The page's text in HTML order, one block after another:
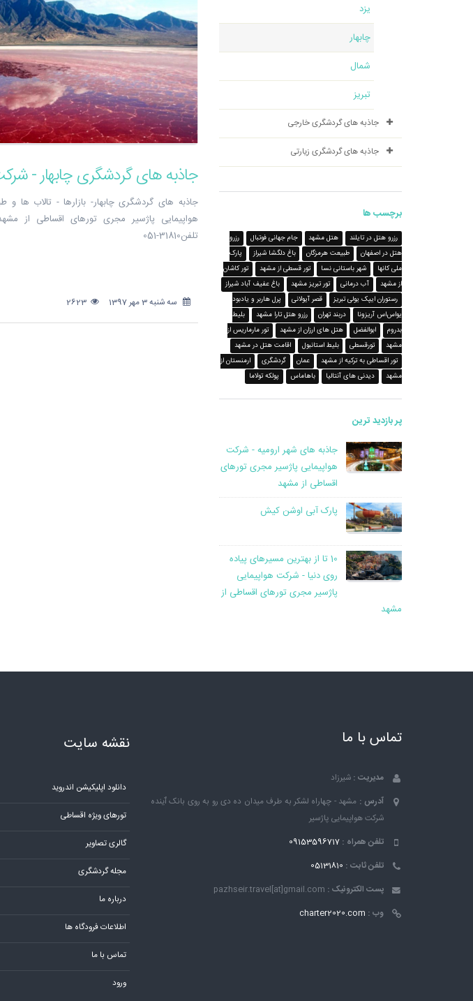
یزد
چابهار
شمال
تبریز
جاذبه های گردشگری خارجی
جاذبه های گردشگری زیارتی
برچسب ها
رزرو هتل در تایلند هتل مشهد جام جهانی فوتبال
رزرو
هتل در اصفهان
طبیعت هرمزگان باغ دلگشا شیراز
پارک
ملی کانها
شهر باستانی نسا تور قسطی از مشهد
تور کاشان
از مشهد
آب درمانی تور تبریز مشهد
باغ عفیف آباد شیراز
رستوران ایپک یولی تبریز
قصر آیولانی
پرل هاربر و یادبود
یواس‌اس آریزونا
دربند تهران رزرو هتل تارا مشهد
بلیط
بدروم
ابوالفضل هتل های ارزان از مشهد
تور مارماریس از
مشهد
تورقسطی بلیط استانبول
اقامت هتل در مشهد
تور اقساطی به ترکیه از مشهد
عمان گردشگری
ارمنستان از
مشهد
دیدنی های آنتالیا باهاماس پولكه تولاما
پر بازدید ترین
جاذبه های شهر ارومیه - شرکت
هواپیمایی پاژسیر مجری تورهای
اقساطی از مشهد
پارک آبی اوشن کیش
10 تا از بهترین مسیرهای پیاده
روی دنیا - شرکت هواپیمایی
پاژسیر مجری تورهای اقساطی از
مشهد
جاذبه های گردشگری چابهار -
جاذبه های گردشگری چابهار- بازارها - تالاب ها و
تلفن31810-051
سه شنبه 3 مهر 1397 2623
تماس با ما
مدیریت : شیرزاد
آدرس : مشهد - چهاراه لشکر به طرف میدان ده دی رو به روی بانک ٱینده
شرکت هواپیمایی پاژسیر
تلفن همراه : 09153596717
تلفن ثابت : 05131810
پست الکترونیک : pazhseir.travel[at]gmail.com
وب : charter2020.com
نقشه سایت
دانلود اپلیکیشن اندروید
تورهای ویژه اقساطی
گالری تصاویر
مجله گردشگری
درباره ما
اطلاعات فرودگاه ها
تماس با ما
ورود